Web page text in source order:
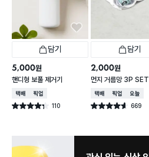
담기
5,000원
핸디형 보풀 제거기
택배배송매장픽업
별점 4.3점 110
건 작성
담기
2,000원
먼지 거름망 3P SET
택배배송매장픽업오늘배송
별점 4.6점 669
건 작성